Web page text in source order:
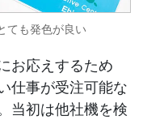
ても発色が良い
お応えするため
仕事が受注可能な
当初は他社機を検